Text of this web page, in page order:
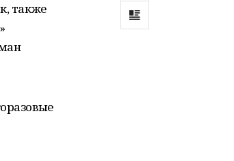
также